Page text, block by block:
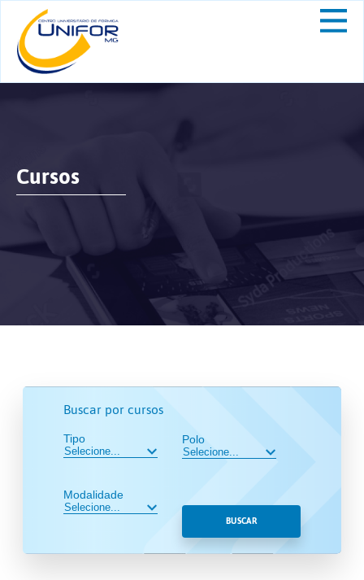
Cursos
Buscar por cursos
Tipo
Modalidade
Polo
BUSCAR